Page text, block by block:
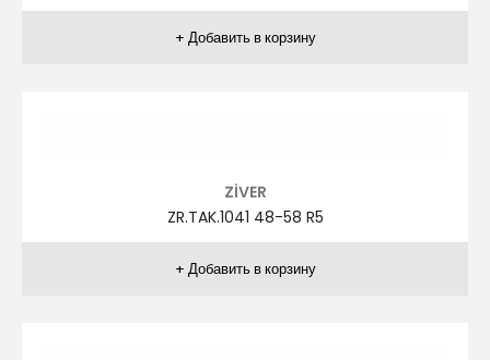
ZİVER
ZR.TAK.1029 48-58 R1